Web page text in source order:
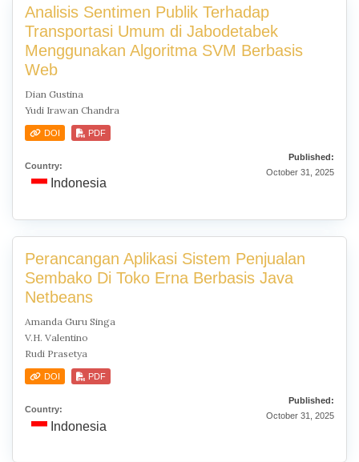
Analisis Sentimen Publik Terhadap
Transportasi Umum di Jabodetabek
Menggunakan Algoritma SVM Berbasis
Web
Dian Gustina
Yudi Irawan Chandra
DOI PDF
Country:
Indonesia
Published:
October 31, 2025
Perancangan Aplikasi Sistem Penjualan
Sembako Di Toko Erna Berbasis Java
Netbeans
Amanda Guru Singa
V.H. Valentino
Rudi Prasetya
DOI PDF
Country:
Indonesia
Published:
October 31, 2025